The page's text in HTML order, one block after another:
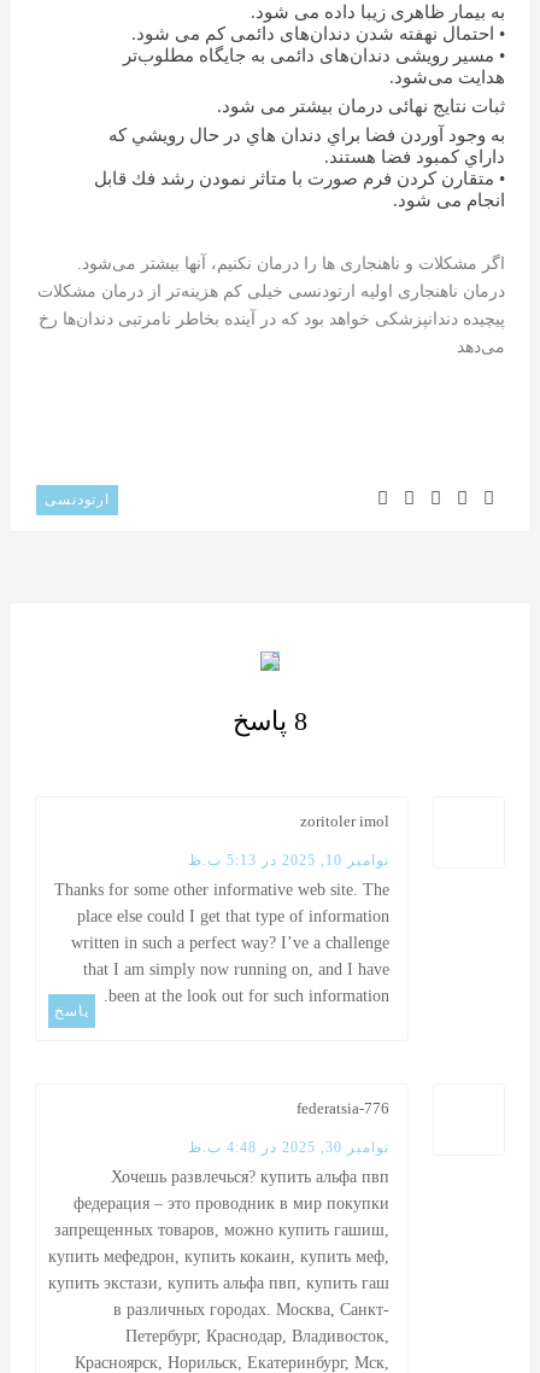
به بیمار ظاهری زیبا داده می شود.
• احتمال نهفته شدن دندان‌های دائمی کم می شود.
• مسیر رویشی دندان‌های دائمی به جایگاه مطلوب‌تر
هدایت می‌شود.
ثبات نتایج نهائی درمان بیشتر می شود.
به وجود آوردن فضا براي دندان هاي در حال رويشي كه
داراي كمبود فضا هستند.
• متقارن كردن فرم صورت با متاثر نمودن رشد فك قابل
انجام می شود.
اگر مشکلات و ناهنجاری ها را درمان نکنیم، آنها بیشتر می‌شود.
درمان ناهنجاری اولیه ارتودنسی خیلی کم هزینه‌تر از درمان مشکلات
پیچیده دندانپزشکی خواهد بود که در آینده بخاطر نامرتبی دندان‌ها رخ
می‌دهد
ارتودنسی
8 پاسخ
zoritoler imol
نوامبر 10, 2025 در 5:13 ب.ظ
Thanks for some other informative web site. The
place else could I get that type of information
written in such a perfect way? I’ve a challenge
that I am simply now running on, and I have
been at the look out for such information.
پاسخ
federatsia-776
نوامبر 30, 2025 در 4:48 ب.ظ
Хочешь развлечься?купить альфа пвп
федерация – это проводник в мир покупки
запрещенных товаров, можно купить гашиш,
купить мефедрон, купить кокаин, купить меф,
купить экстази, купить альфа пвп, купить гаш
в различных городах. Москва, Санкт-
Петербург, Краснодар, Владивосток,
Красноярск, Норильск, Екатеринбург, Мск,